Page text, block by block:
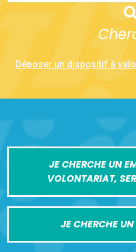
Déposer un dispositif à
JE CHERCHE UN
VOLONTARIAT,
JE CHERCHE